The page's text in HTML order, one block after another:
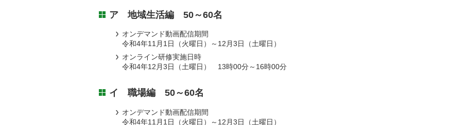
ア 地域生活編 50～60名
オンデマンド動画配信期間
令和4年11月1日（火曜日）～12月3日（土曜日）
オンライン研修実施日時
令和4年12月3日（土曜日） 13時00分～16時00分
イ 職場編 50～60名
オンデマンド動画配信期間
令和4年11月1日（火曜日）～12月3日（土曜日）